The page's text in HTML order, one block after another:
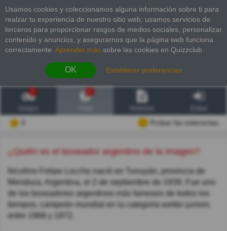
Usamos cookies y coleccionamos alguna información sobre ti para
realzar tu experiencia de nuestro sitio web; usamos servicios de
terceros para proporcionar rasgos de medios sociales, personalizar
contenido y anuncios, y asegurarnos que la página web funciona
correctamente. Aprender más sobre las cookies en Quizzclub.
OK Establecer preferencias
2
Probar las inderectas
¿Quién es el boxeador argentino de la imagen?
Nicolino Felipe Locche nació en Tunuyán, provincia de
Mendoza, Argentina, el 2 de septiembre de 1939. Fue uno
de los boxeadores argentinos más famosos de todos los
tiempos, campeón mundial en la categoría welter juniors
entre 1968 y 1972.